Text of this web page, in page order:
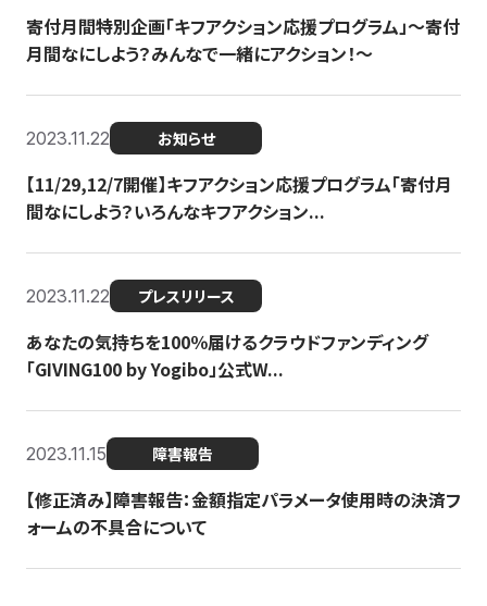
寄付月間特別企画「キフアクション応援プログラム」〜寄付
月間なにしよう？みんなで一緒にアクション！〜
2023.11.22 お知らせ
【11/29,12/7開催】キフアクション応援プログラム「寄付月
間なにしよう？いろんなキフアクション...
2023.11.22 プレスリリース
あなたの気持ちを100％届けるクラウドファンディング
「GIVING100 by Yogibo」公式W...
2023.11.15 障害報告
【修正済み】障害報告：金額指定パラメータ使用時の決済フ
ォームの不具合について